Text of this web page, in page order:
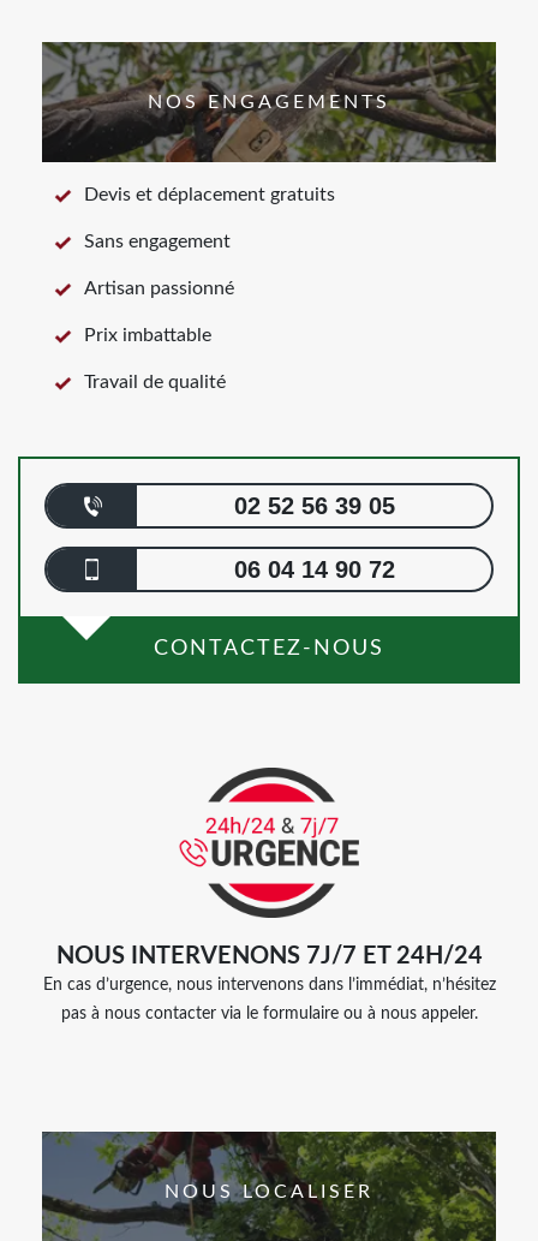
NOS ENGAGEMENTS
Devis et déplacement gratuits
Sans engagement
Artisan passionné
Prix imbattable
Travail de qualité
02 52 56 39 05
06 04 14 90 72
CONTACTEZ-NOUS
NOUS INTERVENONS 7J/7 ET 24H/24
En cas d’urgence, nous intervenons dans l’immédiat, n’hésitez
pas à nous contacter via le formulaire ou à nous appeler.
NOUS LOCALISER